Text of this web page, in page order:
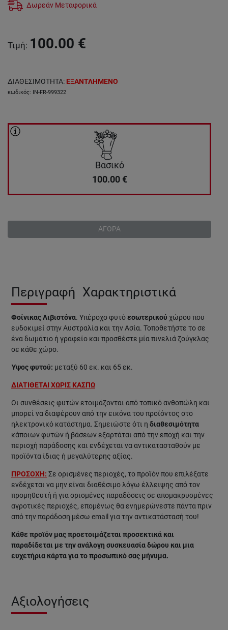
Δωρεάν Μεταφορικά
Τιμή: 100.00 €
ΔΙΑΘΕΣΙΜΟΤΗΤΑ: ΕΞΑΝΤΛΗΜΕΝΟ
κωδικός: IN-FR-999322
Βασικό
100.00 €
ΑΓΟΡΑ
Περιγραφή Χαρακτηριστικά
Φοίνικας Λιβιστόνα. Υπέροχο φυτόεσωτερικού χώρου που
ευδοκιμεί στην Αυστραλία και την Ασία. Τοποθετήστε το σε
ένα δωμάτιο ή γραφείο και προσθέστε μία πινελιά ζούγκλας
σε κάθε χώρο.
Ύψος φυτού: μεταξύ 60 εκ. και 65 εκ.
ΔΙΑΤΙΘΕΤΑΙ ΧΩΡΙΣ ΚΑΣΠΩ
Οι συνθέσεις φυτών ετοιμάζονται από τοπικό ανθοπώλη και
μπορεί να διαφέρουν από την εικόνα του προϊόντος στο
ηλεκτρονικό κατάστημα. Σημειώστε ότι η διαθεσιμότητα
κάποιων φυτών ή βάσεων εξαρτάται από την εποχή και την
περιοχή παράδοσης και ενδέχεται να αντικατασταθούν με
προϊόντα ίδιας ή μεγαλύτερης αξίας.
ΠΡΟΣΟΧΗ: Σε ορισμένες περιοχές, το προϊόν που επιλέξατε
ενδέχεται να μην είναι διαθέσιμο λόγω έλλειψης από τον
προμηθευτή ή για ορισμένες παραδόσεις σε απομακρυσμένες
αγροτικές περιοχές, επομένως θα ενημερώνεστε πάντα πριν
από την παράδοση μέσω email για την αντικατάστασή του!
Κάθε προϊόν μας προετοιμάζεται προσεκτικά και
παραδίδεται με την ανάλογη συσκευασία δώρου και μια
ευχετήρια κάρτα για το προσωπικό σας μήνυμα.
Αξιολογήσεις